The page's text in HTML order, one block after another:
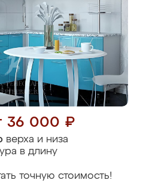
36 000 ₽
верха и низа
в длину
точную стоимость!